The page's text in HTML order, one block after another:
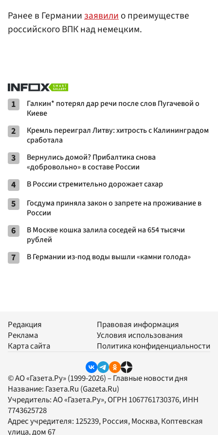
Ранее в Германиизаявилио преимуществе
российского ВПК над немецким.
1
Галкин* потерял дар речи после слов Пугачевой о
Киеве
2
Кремль переиграл Литву: хитрость с Калининградом
сработала
3
Вернулись домой? Прибалтика снова
«добровольно» в составе России
4 В России стремительно дорожает сахар
5
Госдума приняла закон о запрете на проживание в
России
6
В Москве кошка залила соседей на 654 тысячи
рублей
7 В Германии из-под воды вышли «камни голода»
Редакция
Реклама
Карта сайта
Правовая информация
Условия использования
Политика конфиденциальности
© АО «Газета.Ру» (1999-2026) – Главные новости дня
Название: Газета.Ru (Gazeta.Ru)
Учредитель:АО «Газета.Ру», ОГРН 1067761730376, ИНН
7743625728
Адрес учредителя: 125239, Россия, Москва, Коптевская
улица, дом 67